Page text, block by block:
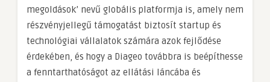
megoldások’ nevű globális platformja is, amely nem
részvényjellegű támogatást biztosít startup és
technológiai vállalatok számára azok fejlődése
érdekében, és hogy a Diageo továbbra is beépíthesse
a fenntarthatóságot az ellátási láncába és